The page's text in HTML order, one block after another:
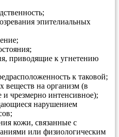
эпителиальных
приводящие к угнетению
к таковой;
веществ на организм (в
и чрезмерно интенсивное);
нарушением
кожи, связанные с
или физиологическим